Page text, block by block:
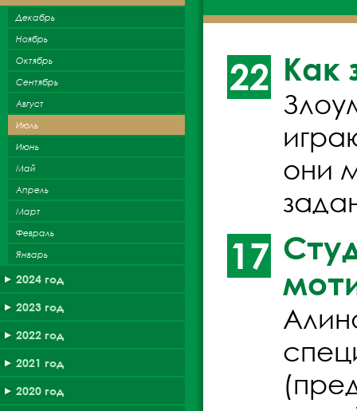
Декабрь
Ноябрь
Октябрь
Сентябрь
Август
Июль
Июнь
Май
Апрель
Март
Февраль
Январь
2024 год
2023 год
2022 год
2021 год
2020 год
22 Как
они
17